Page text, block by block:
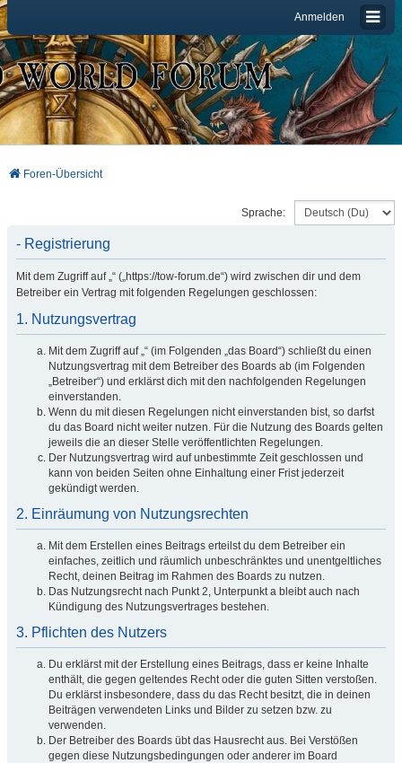
Anmelden
Foren-Übersicht
Sprache:
- Registrierung
Mit dem Zugriff auf „“ („https://tow-forum.de“) wird zwischen dir und dem
Betreiber ein Vertrag mit folgenden Regelungen geschlossen:
1. Nutzungsvertrag
Mit dem Zugriff auf „“ (im Folgenden „das Board“) schließt du einen
Nutzungsvertrag mit dem Betreiber des Boards ab (im Folgenden
„Betreiber“) und erklärst dich mit den nachfolgenden Regelungen
einverstanden.
Wenn du mit diesen Regelungen nicht einverstanden bist, so darfst
du das Board nicht weiter nutzen. Für die Nutzung des Boards gelten
jeweils die an dieser Stelle veröffentlichten Regelungen.
Der Nutzungsvertrag wird auf unbestimmte Zeit geschlossen und
kann von beiden Seiten ohne Einhaltung einer Frist jederzeit
gekündigt werden.
2. Einräumung von Nutzungsrechten
Mit dem Erstellen eines Beitrags erteilst du dem Betreiber ein
einfaches, zeitlich und räumlich unbeschränktes und unentgeltliches
Recht, deinen Beitrag im Rahmen des Boards zu nutzen.
Das Nutzungsrecht nach Punkt 2, Unterpunkt a bleibt auch nach
Kündigung des Nutzungsvertrages bestehen.
3. Pflichten des Nutzers
Du erklärst mit der Erstellung eines Beitrags, dass er keine Inhalte
enthält, die gegen geltendes Recht oder die guten Sitten verstoßen.
Du erklärst insbesondere, dass du das Recht besitzt, die in deinen
Beiträgen verwendeten Links und Bilder zu setzen bzw. zu
verwenden.
Der Betreiber des Boards übt das Hausrecht aus. Bei Verstößen
gegen diese Nutzungsbedingungen oder anderer im Board